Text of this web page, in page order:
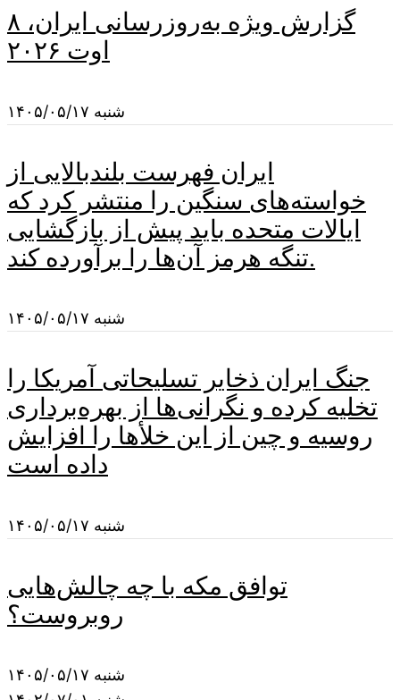
گزارش ویژه به‌روزرسانی ایران، ۸
اوت ۲۰۲۶
شنبه ۱۴۰۵/۰۵/۱۷
ایران فهرست بلندبالایی از
خواسته‌های سنگین را منتشر کرد که
ایالات متحده باید پیش از بازگشایی
تنگه هرمز آن‌ها را برآورده کند.
شنبه ۱۴۰۵/۰۵/۱۷
جنگ ایران ذخایر تسلیحاتی آمریکا را
تخلیه کرده و نگرانی‌ها از بهره‌برداری
روسیه و چین از این خلأها را افزایش
داده است
شنبه ۱۴۰۵/۰۵/۱۷
توافق مکه با چه چالش‌هایی
روبروست؟
شنبه ۱۴۰۵/۰۵/۱۷